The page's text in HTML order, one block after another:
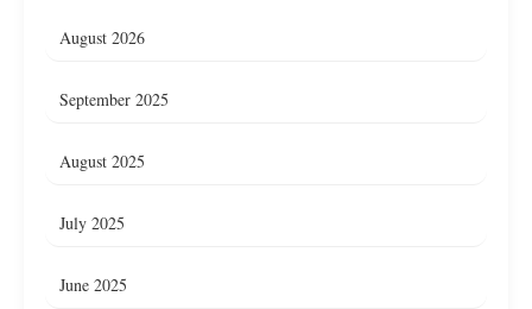
August 2026
September 2025
August 2025
July 2025
June 2025